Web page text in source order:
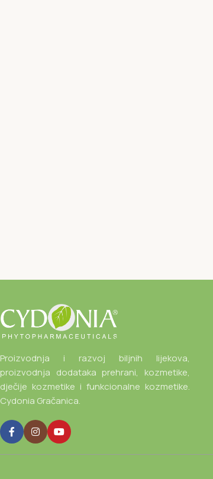
Proizvodnja i razvoj biljnih lijekova,
proizvodnja dodataka prehrani, kozmetike,
dječije kozmetike i funkcionalne kozmetike.
Cydonia Gračanica.